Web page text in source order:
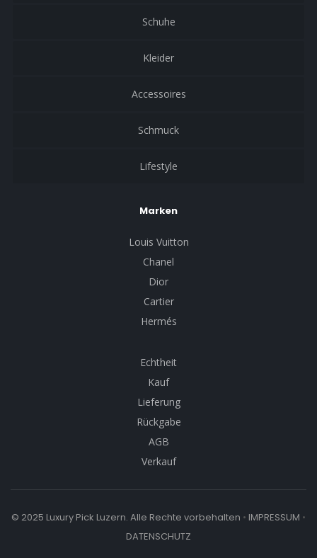
Schuhe
Kleider
Accessoires
Schmuck
Lifestyle
Marken
Louis Vuitton
Chanel
Dior
Cartier
Hermés
Echtheit
Kauf
Lieferung
Rückgabe
AGB
Verkauf
© 2025 Luxury Pick Luzern. Alle Rechte vorbehalten • IMPRESSUM •
DATENSCHUTZ